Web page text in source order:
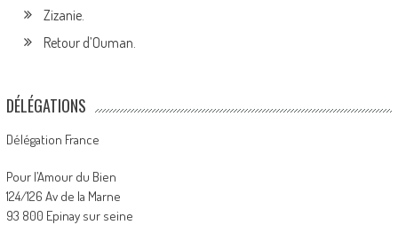
Zizanie.
Retour d’Ouman.
DÉLÉGATIONS
Délégation France
Pour l’Amour du Bien
124/126 Av de la Marne
93 800 Epinay sur seine